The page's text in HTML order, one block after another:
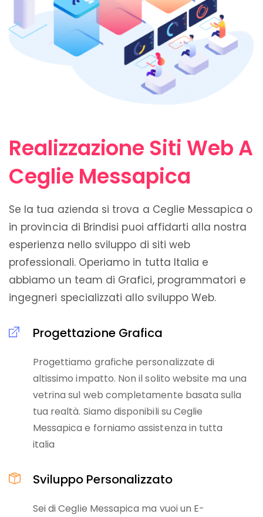
Realizzazione Siti Web A
Ceglie Messapica
Se la tua azienda si trova a Ceglie Messapica o
in provincia di Brindisi puoi affidarti alla nostra
esperienza nello sviluppo di siti web
professionali. Operiamo in tutta Italia e
abbiamo un team di Grafici, programmatori e
ingegneri specializzati allo sviluppo Web.
Progettazione Grafica
Progettiamo grafiche personalizzate di
altissimo impatto. Non il solito website ma una
vetrina sul web completamente basata sulla
tua realtà. Siamo disponibili su Ceglie
Messapica e forniamo assistenza in tutta
italia
Sviluppo Personalizzato
Sei di Ceglie Messapica ma vuoi un E-